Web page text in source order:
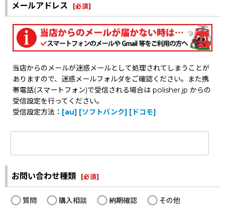
メールアドレス [必須]
当店からのメールが迷惑メールとして処理されてしまうことが
ありますので、迷惑メールフォルダをご確認ください。また携
帯電話(スマートフォン)で受信される場合は polisher.jp からの
受信設定を行ってください。
受信設定方法： [au] [ソフトバンク] [ドコモ]
お問い合わせ種類 [必須]
質問 購入相談 納期確認
その他